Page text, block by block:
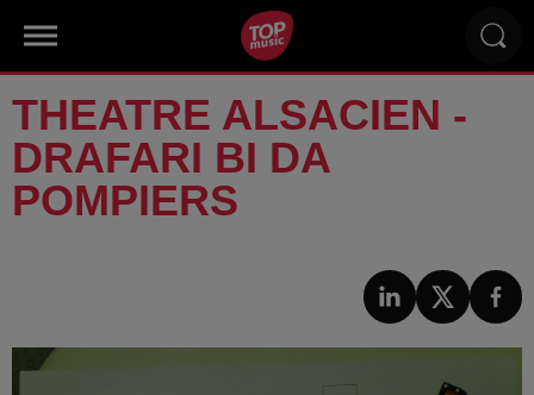
THEATRE ALSACIEN -
DRAFARI BI DA
POMPIERS